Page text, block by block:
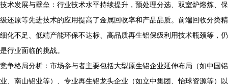
技术发展与壁垒：行业技术水平持续提升，预处理分选、双室炉熔炼、保
级还原等先进技术的应用提高了金属回收率和产品品质。前端回收分类精
细化不足、低端产能环保不达标、高品质再生铝保级利用技术瓶颈等，仍
是行业面临的挑战。
竞争格局分析：市场参与者主要包括大型原生铝企业延伸布局（如中国铝
业、南山铝业等）、专业再生铝龙头企业（如立中集团、怡球资源等）以